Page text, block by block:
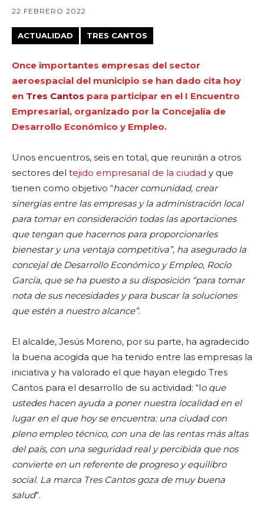
22 FEBRERO 2022
ACTUALIDAD TRES CANTOS
Once importantes empresas del sector
aeroespacial del municipio se han dado cita hoy
en Tres Cantos para participar en el I Encuentro
Empresarial, organizado por la Concejalía de
Desarrollo Económico y Empleo.
Unos encuentros, seis en total, que reunirán a otros
sectores del tejido empresarial de la ciudad y que
tienen como objetivo “hacer comunidad, crear
sinergias entre las empresas y la administración local
para tomar en consideración todas las aportaciones
que tengan que hacernos para proporcionarles
bienestar y una ventaja competitiva”, ha asegurado la
concejal de Desarrollo Económico y Empleo, Rocío
García, que se ha puesto a su disposición “para tomar
nota de sus necesidades y para buscar la soluciones
que estén a nuestro alcance”.
El alcalde, Jesús Moreno, por su parte, ha agradecido
la buena acogida que ha tenido entre las empresas la
iniciativa y ha valorado el que hayan elegido Tres
Cantos para el desarrollo de su actividad: “lo que
ustedes hacen ayuda a poner nuestra localidad en el
lugar en el que hoy se encuentra: una ciudad con
pleno empleo técnico, con una de las rentas más altas
del país, con una seguridad real y percibida que nos
convierte en un referente de progreso y equilibro
social. La marca Tres Cantos goza de muy buena
salud”.